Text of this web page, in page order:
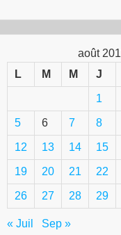
août
L
M M J
1
5 6 7 8
12 13 14 15
19 20 21 22
26 27 28 29
« Juil Sep »